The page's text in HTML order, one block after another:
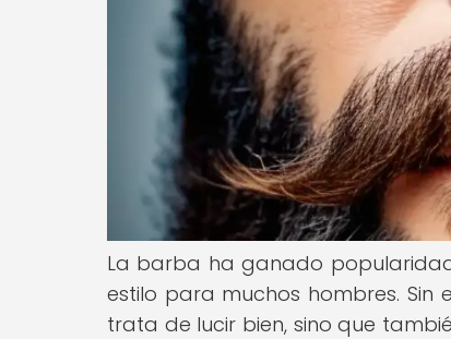
La barba ha ganado
estilo para muchos hombres.
trata de lucir bien, sino que